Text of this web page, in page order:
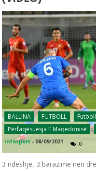
BALLINA FUTBOLL
Përfaqësuesja E Maqedonisë
infosport - 08/09/2021 0
3 ndeshje, 3 barazime nën